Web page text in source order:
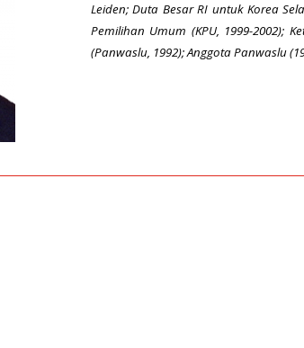
Leiden; Duta Besar RI untuk Korea
Pemilihan Umum (KPU, 1999-2002);
(Panwaslu, 1992); Anggota Panwaslu